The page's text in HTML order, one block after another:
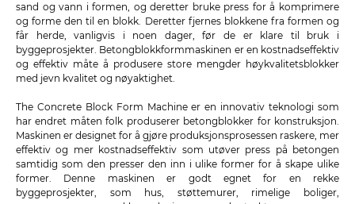
sand og vann i formen, og deretter bruke press for å komprimere
og forme den til en blokk. Deretter fjernes blokkene fra formen og
får herde, vanligvis i noen dager, før de er klare til bruk i
byggeprosjekter. Betongblokkformmaskinen er en kostnadseffektiv
og effektiv måte å produsere store mengder høykvalitetsblokker
med jevn kvalitet og nøyaktighet.
The Concrete Block Form Machine er en innovativ teknologi som
har endret måten folk produserer betongblokker for konstruksjon.
Maskinen er designet for å gjøre produksjonsprosessen raskere, mer
effektiv og mer kostnadseffektiv som utøver press på betongen
samtidig som den presser den inn i ulike former for å skape ulike
former. Denne maskinen er godt egnet for en rekke
byggeprosjekter, som hus, støttemurer, rimelige boliger,